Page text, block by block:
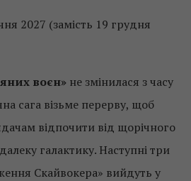
2027 (замість 19 грудня
воєн» не змінилася з часу
сага візьме перерву, щоб
відпочити від щорічного
галактику. Наступні три
Скайвокера» вийдуть у